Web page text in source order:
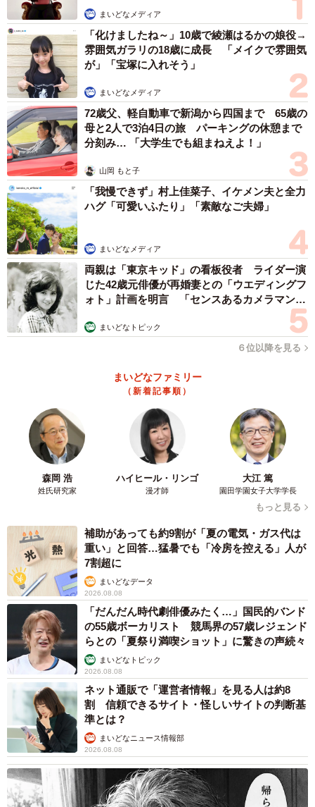
お話を伺いました。
近所にある駐車場看板をモチーフに
ーー大変ユニークでありながら実用的なデザインの「駐車
場看板のモバイルバッテリー」ですが、どのような経緯で
作成をされたのでしょうか？
「駐車場看板の「空」「満」を見て、モバイルバッテリー
にしてみたくなり、形にしてみました。」
ーーモバイルバッテリーには、町中の駐車場によくある
LEDの満車空車表示器を完全再現したディスプレイが備わ
っていますが、こちらはどのように再現しているのでしょ
うか？
「ディスプレイの再現はCGになります。」
ーーこちらの「 駐車場看板のモバイルバッテリー」の作成
「近所にある駐車場看板をモチーフに作成しました。」
ーー個人的にも見た瞬間に「欲しい！」と思ったのです
が、こちらの「 駐車場看板のモバイルバッテリー」を商品
化する予定などはありますか？
「現状ありません。」
こちらはInstagram。かわいい架空プロダクトが揃ってるの
で何卒。
☞ https://t.co/1abpL4WlRv pic.twitter.com/c2XGvHYb7F
— ミチル (@mitiruxxx) October 29, 2022
まいどなメディア
「化けましたね～」10歳で綾瀬はるかの娘役→
雰囲気ガラリの18歳に成長 「メイクで雰囲気
が」「宝塚に入れそう」
まいどなメディア
72歳父、軽自動車で新潟から四国まで 65歳の
母と2人で3泊4日の旅 パーキングの休憩まで
分刻み… 「大学生でも組まねえよ！」
山岡 もと子
「我慢できず」村上佳菜子、イケメン夫と全力
ハグ「可愛いふたり」「素敵なご夫婦」
まいどなメディア
両親は「東京キッド」の看板役者 ライダー演
じた42歳元俳優が再婚妻との「ウエディングフ
ォト」計画を明言 「センスあるカメラマン求
まいどなトピック
６位以降を見る
まいどなファミリー
（新着記事順）
森岡 浩
姓氏研究家
ハイヒール・リンゴ
漫才師
大江 篤
園田学園女子大学学長
もっと見る
補助があっても約9割が「夏の電気・ガス代は
重い」と回答…猛暑でも「冷房を控える」人が
7割超に
まいどなデータ
2026.08.08
「だんだん時代劇俳優みたく…」国民的バンド
の55歳ボーカリスト 競馬界の57歳レジェンド
らとの「夏祭り満喫ショット」に驚きの声続々
まいどなトピック
2026.08.08
ネット通販で「運営者情報」を見る人は約8
割 信頼できるサイト・怪しいサイトの判断基
準とは？
まいどなニュース情報部
2026.08.08